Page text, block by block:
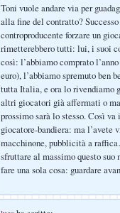
Toni vuole andare via per
alla fine del contratto?
controproducente forzare un
rimetterebbero tutti: lui, i suoi
così: l’abbiamo comprato
euro), l’abbiamo spremuto ben
tutta Italia, e ora lo rivendiamo
altri giocatori già affermati o
prossimo sarà lo stesso. Così
giocatore-bandiera: ma l’avete
macchinone, pubblicità a
sfruttare al massimo questo
fare una sola cosa: guardare